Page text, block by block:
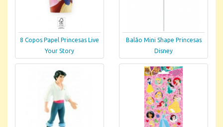
8 Copos Papel Princesas Live
Your Story
Balão Mini Shape Princesas
Disney